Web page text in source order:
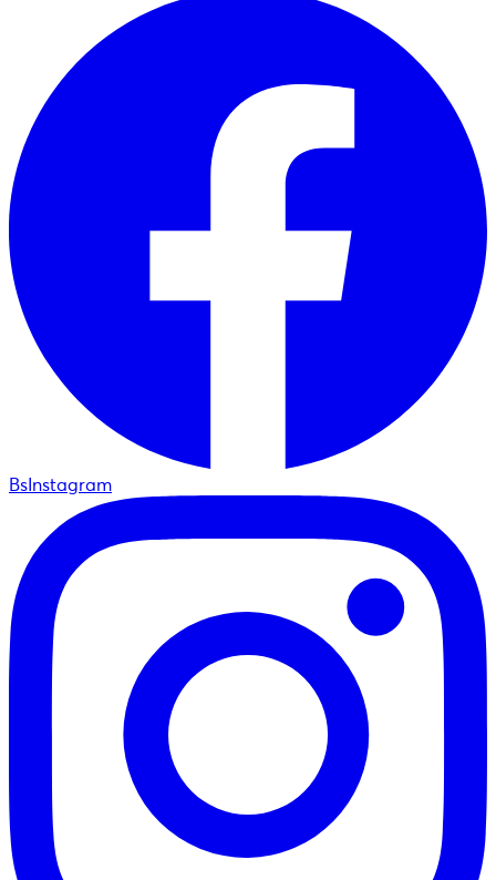
BsInstagram